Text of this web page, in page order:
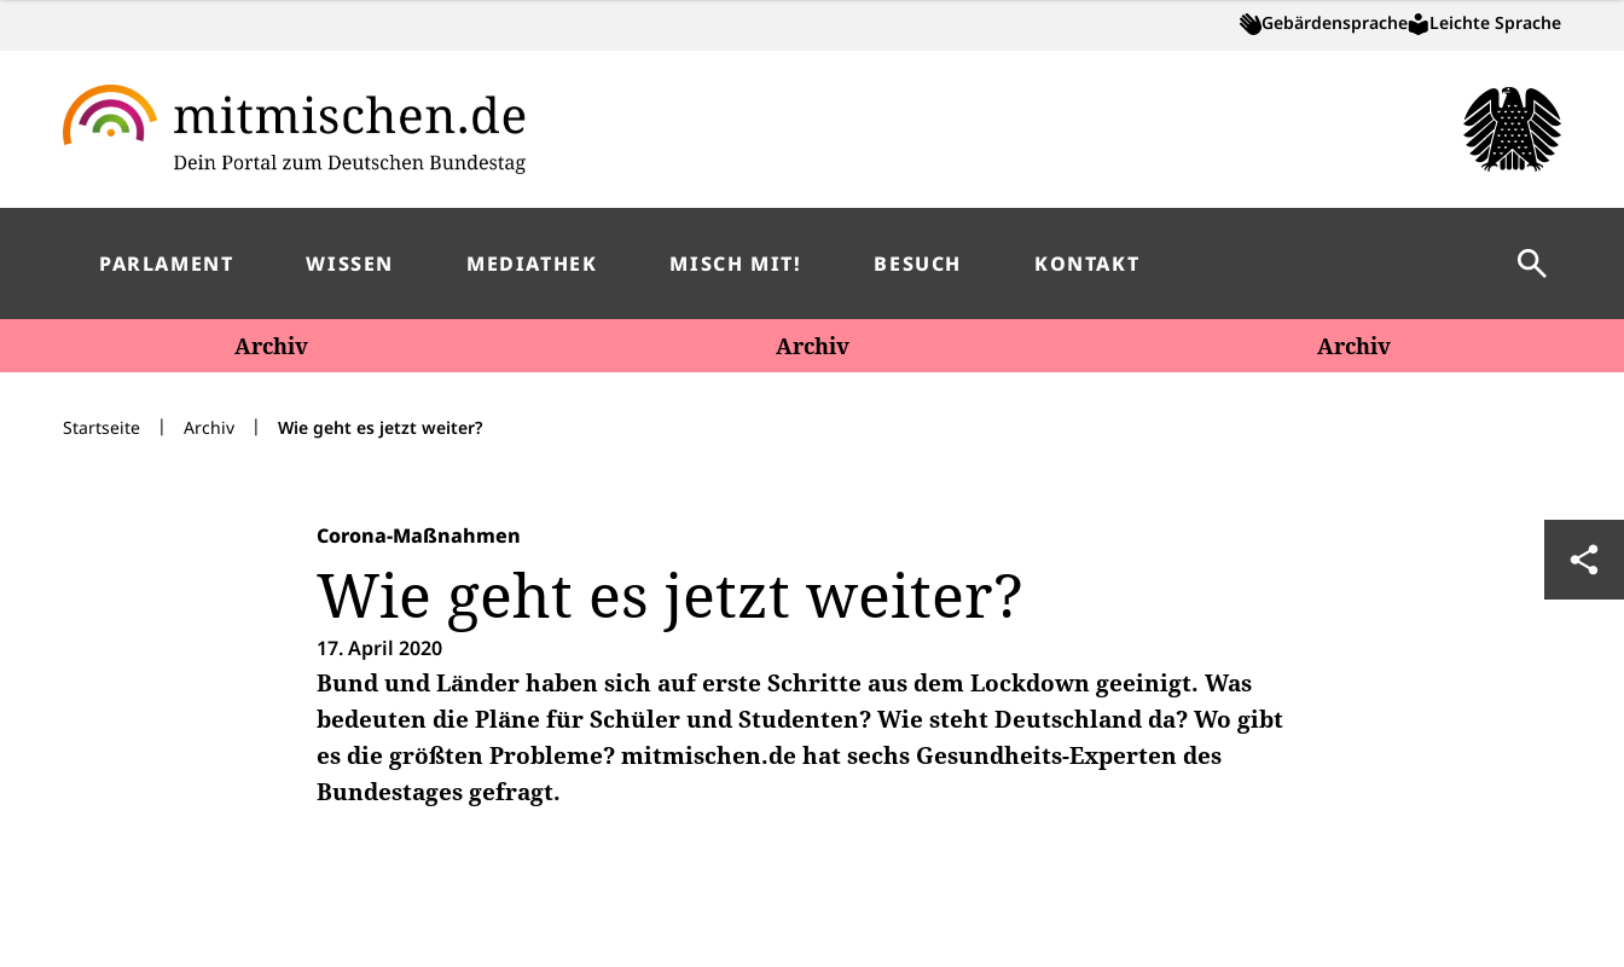
Gebärdensprache Leichte Sprache
PARLAMENT WISSEN MEDIATHEK MISCH MIT! BESUCH KONTAKT Suche
Archiv Archiv Archiv
Startseite | Archiv | Wie geht es jetzt weiter?
Corona-Maßnahmen
Wie geht es jetzt weiter?
17. April 2020
Bund und Länder haben sich auf erste Schritte aus dem Lockdown geeinigt. Was
bedeuten die Pläne für Schüler und Studenten? Wie steht Deutschland da? Wo gibt
es die größten Probleme? mitmischen.de hat sechs Gesundheits-Experten des
Bundestages gefragt.